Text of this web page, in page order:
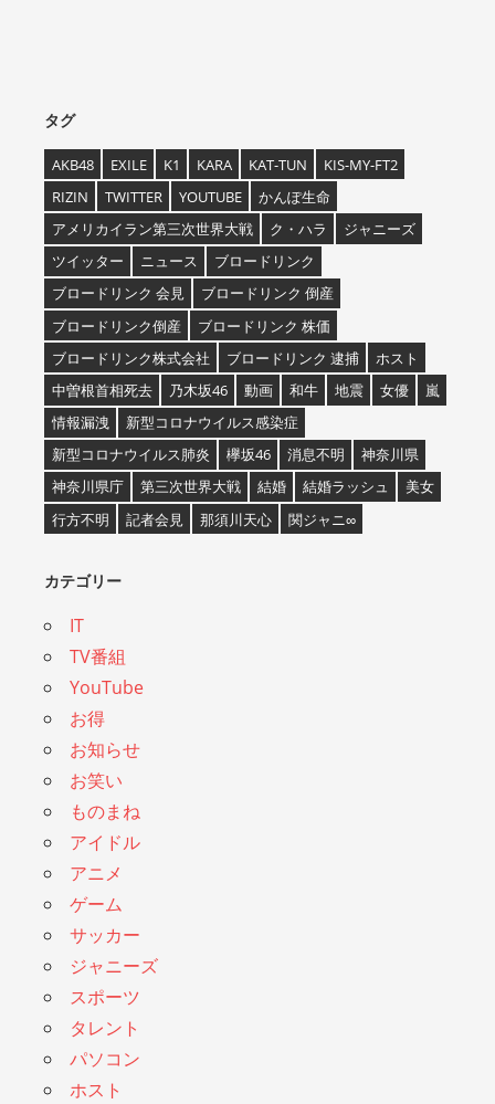
タグ
AKB48 EXILE K1 KARA KAT-TUN
KIS-MY-FT2
RIZIN
TWITTER YOUTUBE
かんぽ生命
アメリカイラン第三次世界大戦
ク・ハラ
ジャニーズ
ツイッター
ニュース
ブロードリンク
ブロードリンク 会見
ブロードリンク 倒産
ブロードリンク倒産
ブロードリンク 株価
ブロードリンク株式会社
ブロードリンク 逮捕
ホスト
中曽根首相死去
乃木坂46 動画 和牛 地震 女優
嵐
情報漏洩
新型コロナウイルス感染症
新型コロナウイルス肺炎
欅坂46 消息不明
神奈川県
神奈川県庁
第三次世界大戦 結婚 結婚ラッシュ
美女
行方不明
記者会見 那須川天心 関ジャニ∞
カテゴリー
IT
TV番組
YouTube
お得
お知らせ
お笑い
ものまね
アイドル
アニメ
ゲーム
サッカー
ジャニーズ
スポーツ
タレント
パソコン
ホスト